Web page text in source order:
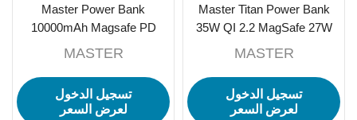
Master Titan Power Bank
35W QI 2.2 MagSafe 27W
10000mAh-White
MASTER
تسجيل الدخول
لعرض السعر
Master Power Bank
10000mAh Magsafe PD
22.5W Fast Charging Electric
IWatch Portable Wireless
Charger – White
MASTER
تسجيل الدخول
لعرض السعر